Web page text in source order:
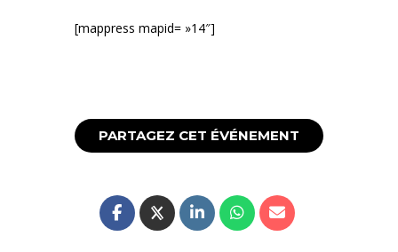
[mappress mapid= »14″]
PARTAGEZ CET ÉVÉNEMENT